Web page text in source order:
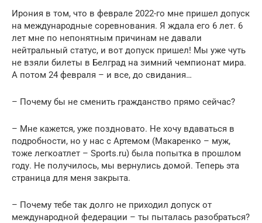
Ирония в том, что в феврале 2022-го мне пришел допуск
на международные соревнования. Я ждала его 6 лет. 6
лет мне по непонятным причинам не давали
нейтральный статус, и вот допуск пришел! Мы уже чуть
не взяли билеты в Белград на зимний чемпионат мира.
А потом 24 февраля – и все, до свидания…
– Почему бы не сменить гражданство прямо сейчас?
– Мне кажется, уже поздновато. Не хочу вдаваться в
подробности, но у нас с Артемом (Макаренко – муж,
тоже легкоатлет – Sports.ru) была попытка в прошлом
году. Не получилось, мы вернулись домой. Теперь эта
страница для меня закрыта.
– Почему тебе так долго не приходил допуск от
международной федерации – ты пыталась разобраться?